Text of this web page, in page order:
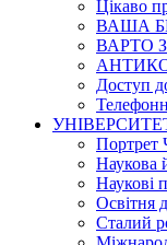
Цікаво
ВАША
ВАРТО
Доступ
Наукова
Наукові
Освітня
Сталий